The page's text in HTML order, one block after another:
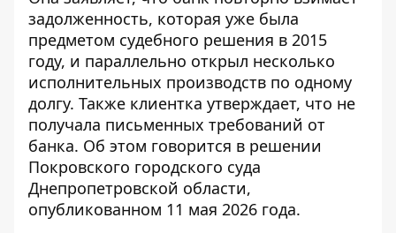
задолженность, которая уже была
предметом судебного решения в 2015
году, и параллельно открыл несколько
исполнительных производств по одному
долгу. Также клиентка утверждает, что не
получала письменных требований от
банка. Об этом говорится в решении
Покровского городского суда
Днепропетровской области,
опубликованном 11 мая 2026 года.